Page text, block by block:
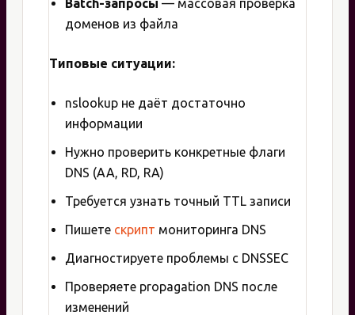
Batch-запросы — массовая проверка
доменов из файла
Типовые ситуации:
nslookup не даёт достаточно
информации
Нужно проверить конкретные флаги
DNS (AA, RD, RA)
Требуется узнать точный TTL записи
Пишете скрипт мониторинга DNS
Диагностируете проблемы с DNSSEC
Проверяете propagation DNS после
изменений